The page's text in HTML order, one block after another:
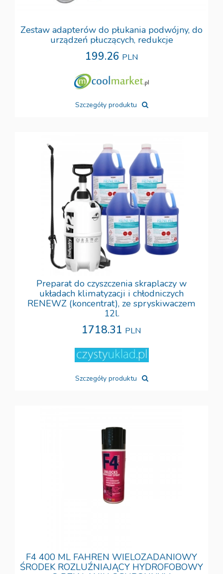
Zestaw adapterów do płukania podwójny, do
urządzeń płuczących, redukcje
199.26 PLN
Szczegóły produktu
Preparat do czyszczenia skraplaczy w
układach klimatyzacji i chłodniczych
RENEWZ (koncentrat), ze spryskiwaczem
12l.
1718.31 PLN
Szczegóły produktu
F4 400 ML FAHREN WIELOZADANIOWY
ŚRODEK ROZLUŹNIAJĄCY HYDROFOBOWY